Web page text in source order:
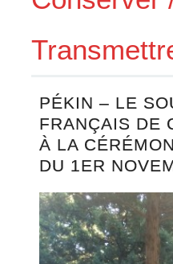
PÉKIN – LE
FRANÇAIS DE
À LA
DU 1ER